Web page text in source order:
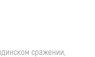
сражении,